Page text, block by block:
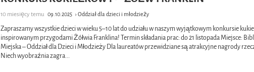
10 miesięcy temu 09.10.2025› Oddział dla dzieci i młodzieży
Zapraszamy wszystkie dzieci w wieku 5–10 lat do udziału w naszym wyjątkowym konkursie
inspirowanym przygodami Żółwia Franklina! Termin składania prac: do 21 listopada Miejsce:
Miejska – Oddział dla Dzieci i Młodzieży Dla laureatów przewidziane są atrakcyjne nagrody
Niech wyobraźnia zagra...